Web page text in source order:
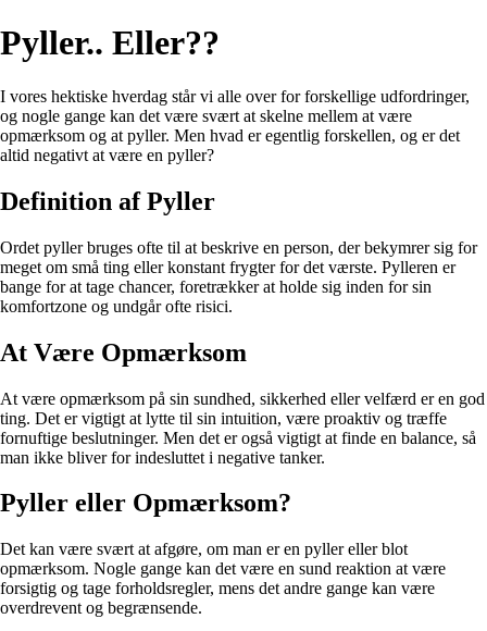
Pyller.. Eller??
I vores hektiske hverdag står vi alle over for forskellige udfordringer,
og nogle gange kan det være svært at skelne mellem at være
opmærksom og at pyller. Men hvad er egentlig forskellen, og er det
altid negativt at være en pyller?
Definition af Pyller
Ordet pyller bruges ofte til at beskrive en person, der bekymrer sig for
meget om små ting eller konstant frygter for det værste. Pylleren er
bange for at tage chancer, foretrækker at holde sig inden for sin
komfortzone og undgår ofte risici.
At Være Opmærksom
At være opmærksom på sin sundhed, sikkerhed eller velfærd er en god
ting. Det er vigtigt at lytte til sin intuition, være proaktiv og træffe
fornuftige beslutninger. Men det er også vigtigt at finde en balance, så
man ikke bliver for indesluttet i negative tanker.
Pyller eller Opmærksom?
Det kan være svært at afgøre, om man er en pyller eller blot
opmærksom. Nogle gange kan det være en sund reaktion at være
forsigtig og tage forholdsregler, mens det andre gange kan være
overdrevent og begrænsende.